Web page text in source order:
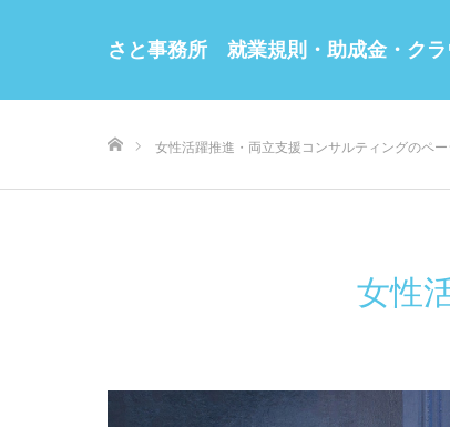
さと事務所 就業規則・助成金・クラ
女性活躍推進・両立支援コンサルティングのペー
女性